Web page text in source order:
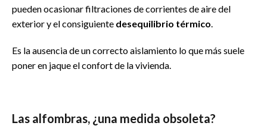
pueden ocasionar filtraciones de corrientes de aire del
exterior y el consiguiente desequilibrio térmico.
Es la ausencia de un correcto aislamiento lo que más suele
poner en jaque el confort de la vivienda.
Las alfombras, ¿una medida obsoleta?